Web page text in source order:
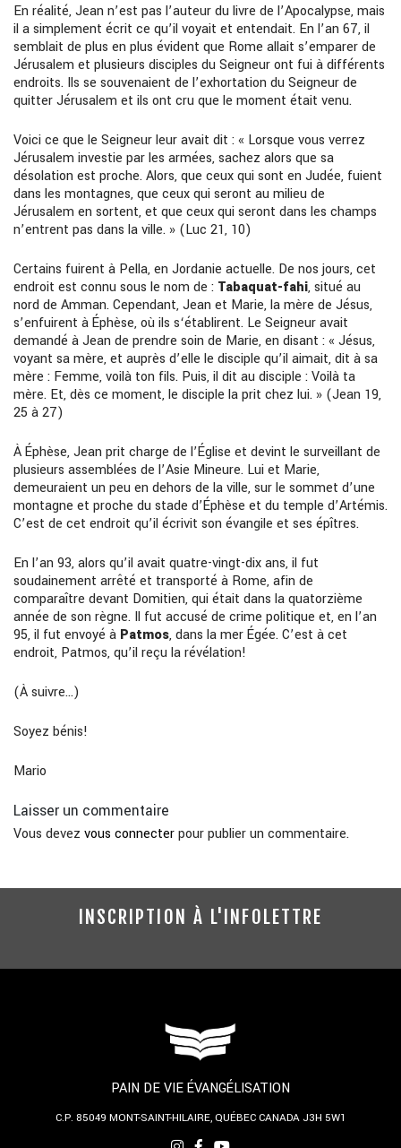
En réalité, Jean n’est pas l’auteur du livre de l’Apocalypse, mais
il a simplement écrit ce qu’il voyait et entendait. En l’an 67, il
semblait de plus en plus évident que Rome allait s’emparer de
Jérusalem et plusieurs disciples du Seigneur ont fui à différents
endroits. Ils se souvenaient de l’exhortation du Seigneur de
quitter Jérusalem et ils ont cru que le moment était venu.
Voici ce que le Seigneur leur avait dit : « Lorsque vous verrez
Jérusalem investie par les armées, sachez alors que sa
désolation est proche. Alors, que ceux qui sont en Judée, fuient
dans les montagnes, que ceux qui seront au milieu de
Jérusalem en sortent, et que ceux qui seront dans les champs
n’entrent pas dans la ville. » (Luc 21, 10)
Certains fuirent à Pella, en Jordanie actuelle. De nos jours, cet
endroit est connu sous le nom de : Tabaquat-fahi, situé au
nord de Amman. Cependant, Jean et Marie, la mère de Jésus,
s’enfuirent à Éphèse, où ils s‘établirent. Le Seigneur avait
demandé à Jean de prendre soin de Marie, en disant : « Jésus,
voyant sa mère, et auprès d’elle le disciple qu’il aimait, dit à sa
mère : Femme, voilà ton fils. Puis, il dit au disciple : Voilà ta
mère. Et, dès ce moment, le disciple la prit chez lui. » (Jean 19,
25 à 27)
À Éphèse, Jean prit charge de l’Église et devint le surveillant de
plusieurs assemblées de l’Asie Mineure. Lui et Marie,
demeuraient un peu en dehors de la ville, sur le sommet d’une
montagne et proche du stade d’Éphèse et du temple d’Artémis.
C’est de cet endroit qu’il écrivit son évangile et ses épîtres.
En l’an 93, alors qu’il avait quatre-vingt-dix ans, il fut
soudainement arrêté et transporté à Rome, afin de
comparaître devant Domitien, qui était dans la quatorzième
année de son règne. Il fut accusé de crime politique et, en l’an
95, il fut envoyé à Patmos, dans la mer Égée. C’est à cet
endroit, Patmos, qu’il reçu la révélation!
(À suivre…)
Soyez bénis!
Mario
Laisser un commentaire
Vous devez vous connecterpour publier un commentaire.
INSCRIPTION À L'INFOLETTRE
PAIN DE VIE ÉVANGÉLISATION
C.P. 85049 MONT-SAINT-HILAIRE, QUÉBECCANADA J3H 5W1